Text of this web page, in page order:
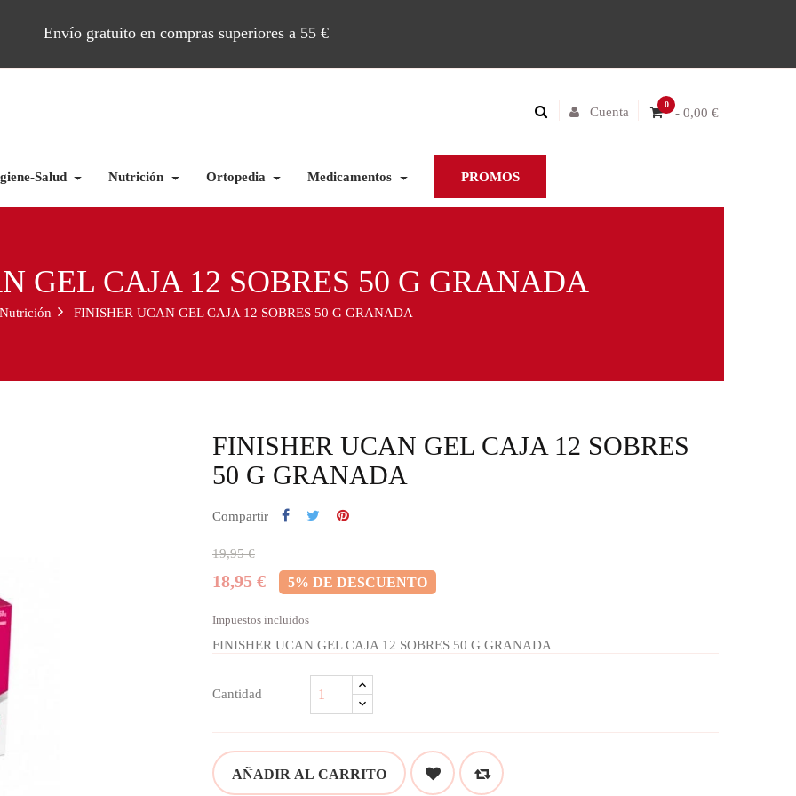
Envío gratuito en compras superiores a 55 €
0
- 0,00 €
Cuenta
Salud Nutrición Ortopedia Medicamentos PROMOS
GEL CAJA 12 SOBRES 50 G GRANADA
FINISHER UCAN GEL CAJA 12 SOBRES 50 G GRANADA
FINISHER UCAN GEL CAJA 12 SOBRES
50 G GRANADA
Compartir
19,95 €
18,95 € 5% DE DESCUENTO
Impuestos incluidos
FINISHER UCAN GEL CAJA 12 SOBRES 50 G GRANADA
Cantidad
AÑADIR AL CARRITO